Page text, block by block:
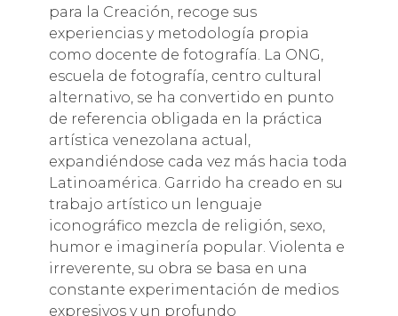
para la Creación, recoge sus
experiencias y metodología propia
como docente de fotografía. La ONG,
escuela de fotografía, centro cultural
alternativo, se ha convertido en punto
de referencia obligada en la práctica
artística venezolana actual,
expandiéndose cada vez más hacia toda
Latinoamérica. Garrido ha creado en su
trabajo artístico un lenguaje
iconográfico mezcla de religión, sexo,
humor e imaginería popular. Violenta e
irreverente, su obra se basa en una
constante experimentación de medios
expresivos y un profundo